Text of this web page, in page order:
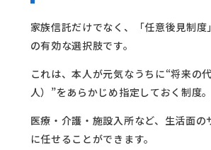
家族信託だけでなく、「任意後見制度
の有効な選択肢です。
これは、本人が元気なうちに“将来の
人）”をあらかじめ指定しておく制度。
医療・介護・施設入所など、生活面の
に任せることができます。